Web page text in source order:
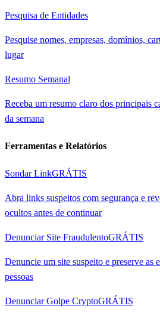
Pesquisa de Entidades
Pesquise nomes, empresas, domínios,
lugar
Resumo Semanal
Receba um resumo claro dos principais
da semana
Ferramentas e Relatórios
Sondar LinkGRÁTIS
Abra links suspeitos com segurança e
ocultos antes de continuar
Denunciar Site FraudulentoGRÁTIS
Denuncie um site suspeito e preserve as
pessoas
Denunciar Golpe CryptoGRÁTIS